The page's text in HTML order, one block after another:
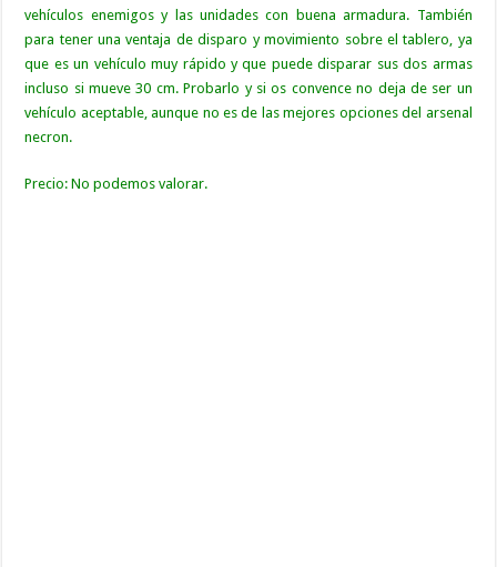
vehículos enemigos y las unidades con buena armadura. También
para tener una ventaja de disparo y movimiento sobre el tablero, ya
que es un vehículo muy rápido y que puede disparar sus dos armas
incluso si mueve 30 cm. Probarlo y si os convence no deja de ser un
vehículo aceptable, aunque no es de las mejores opciones del arsenal
necron.
Precio: No podemos valorar.